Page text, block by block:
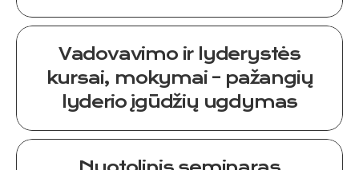
Vadovavimo ir lyderystės
kursai, mokymai – pažangių
lyderio įgūdžių ugdymas